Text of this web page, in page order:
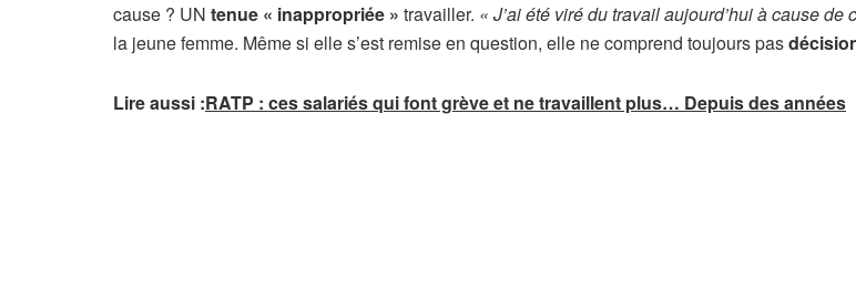
cause ? UN tenue « inappropriée » travailler. « J’ai été viré du travail aujourd’hui à cause de
la jeune femme. Même si elle s’est remise en question, elle ne comprend toujours pas
Lire aussi :RATP : ces salariés qui font grève et ne travaillent plus… Depuis des années